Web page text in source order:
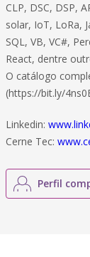
CLP, DSC, DSP,
solar, IoT, LoRa,
SQL, VB, VC#,
React, dentre
O catálogo
(https://bit.ly/
Linkedin:
Cerne Tec:
Perfil